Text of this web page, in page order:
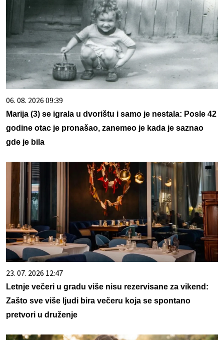
06. 08. 2026 09:39
Marija (3) se igrala u dvorištu i samo je nestala: Posle 42
godine otac je pronašao, zanemeo je kada je saznao
gde je bila
23. 07. 2026 12:47
Letnje večeri u gradu više nisu rezervisane za vikend:
Zašto sve više ljudi bira večeru koja se spontano
pretvori u druženje